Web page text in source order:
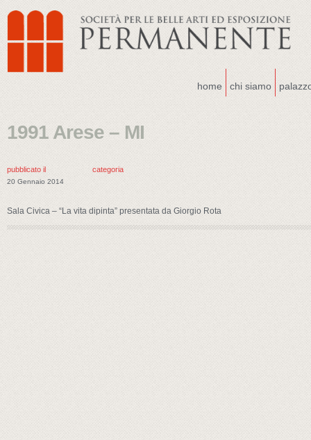
home chi siamo
1991 Arese – MI
pubblicato il
20 Gennaio 2014
categoria
Sala Civica – “La vita dipinta” presentata da Giorgio Rota